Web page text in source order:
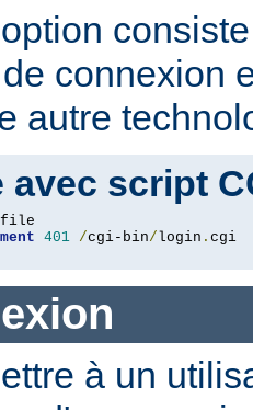
connexion
autre
avec script
file
401 /cgi-bin/login . cgi
à un